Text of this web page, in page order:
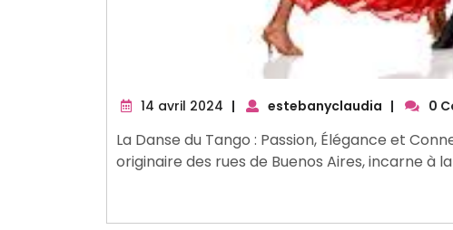
14 avril 2024 14
2024
| estebanyclaudia | 0
La Danse du Tango : Passion, Élégance et
originaire des rues de Buenos Aires, incarne à